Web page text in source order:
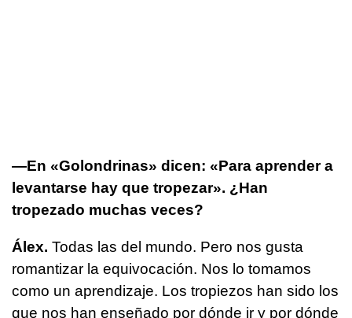
—En «Golondrinas» dicen: «Para aprender a
levantarse hay que tropezar». ¿Han
tropezado muchas veces?
Álex. Todas las del mundo. Pero nos gusta
romantizar la equivocación. Nos lo tomamos
como un aprendizaje. Los tropiezos han sido los
que nos han enseñado por dónde ir y por dónde